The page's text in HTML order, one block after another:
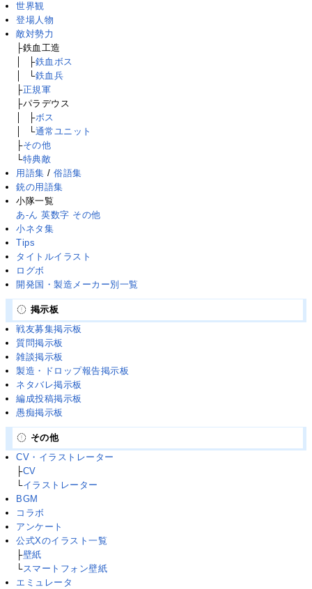
世界観
登場人物
敵対勢力
├鉄血工造
├鉄血ボス
└鉄血兵
├正規軍
├パラデウス
├ボス
└通常ユニット
├その他
└特典敵
用語集 /俗語集
銃の用語集
小隊一覧
あ-ん 英数字 その他
小ネタ集
Tips
タイトルイラスト
ログボ
開発国・製造メーカー別一覧
掲示板
戦友募集掲示板
質問掲示板
雑談掲示板
製造・ドロップ報告掲示板
ネタバレ掲示板
編成投稿掲示板
愚痴掲示板
その他
CV・イラストレーター
├CV
└イラストレーター
BGM
コラボ
アンケート
公式Xのイラスト一覧
├壁紙
└スマートフォン壁紙
エミュレータ